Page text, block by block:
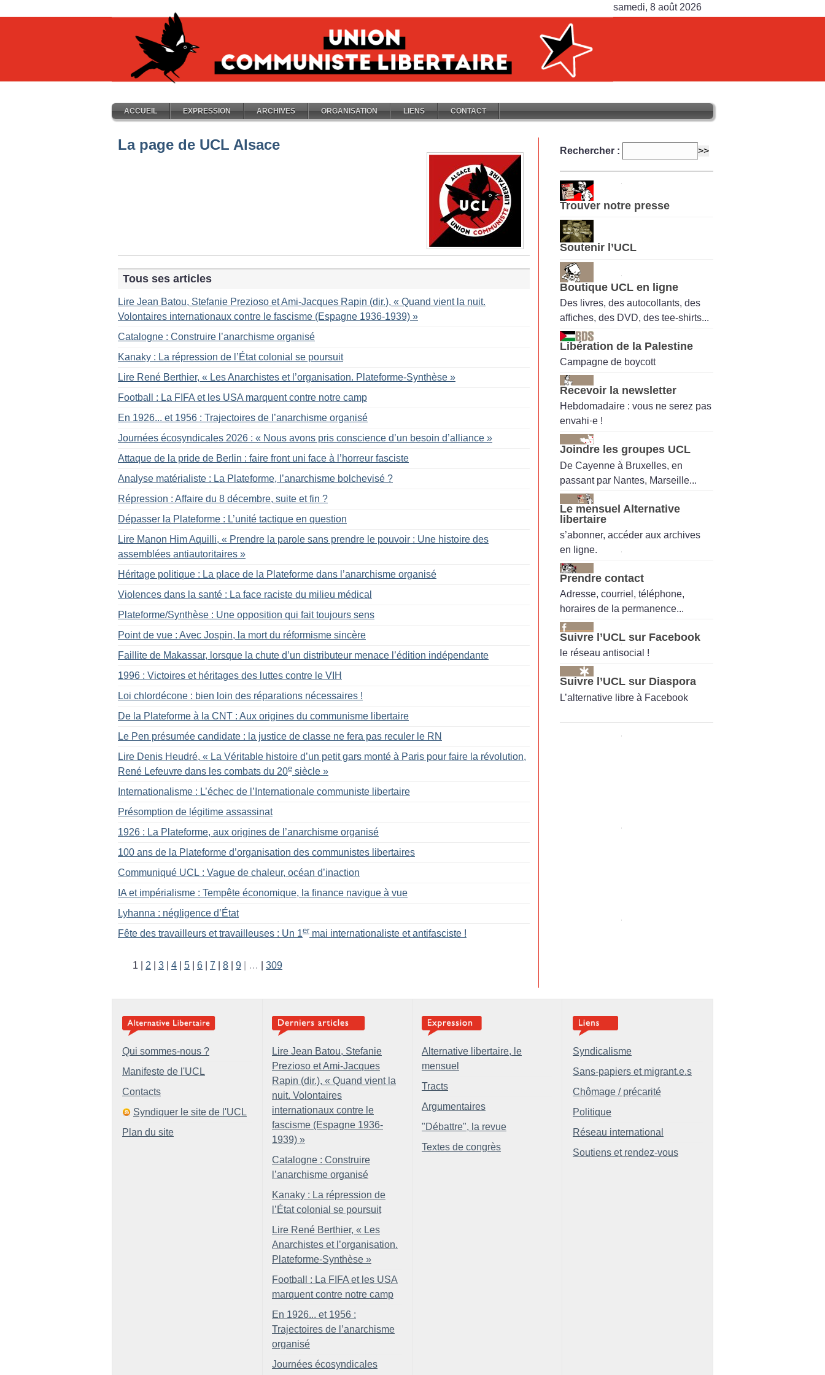
samedi, 8 août 2026
ACCUEIL EXPRESSION ARCHIVES ORGANISATION LIENS CONTACT
La page de UCL Alsace
Tous ses articles
Lire Jean Batou, Stefanie Prezioso et Ami-Jacques Rapin (dir.), « Quand vient la nuit.
Volontaires internationaux contre le fascisme (Espagne 1936-1939) »
Catalogne : Construire l’anarchisme organisé
Kanaky : La répression de l’État colonial se poursuit
Lire René Berthier, « Les Anarchistes et l’organisation. Plateforme-Synthèse »
Football : La FIFA et les USA marquent contre notre camp
En 1926... et 1956 : Trajectoires de l’anarchisme organisé
Journées écosyndicales 2026 : « Nous avons pris conscience d’un besoin d’alliance »
Attaque de la pride de Berlin : faire front uni face à l’horreur fasciste
Analyse matérialiste : La Plateforme, l’anarchisme bolchevisé ?
Répression : Affaire du 8 décembre, suite et fin ?
Dépasser la Plateforme : L’unité tactique en question
Lire Manon Him Aquilli, « Prendre la parole sans prendre le pouvoir : Une histoire des
assemblées antiautoritaires »
Héritage politique : La place de la Plateforme dans l’anarchisme organisé
Violences dans la santé : La face raciste du milieu médical
Plateforme/Synthèse : Une opposition qui fait toujours sens
Point de vue : Avec Jospin, la mort du réformisme sincère
Faillite de Makassar, lorsque la chute d’un distributeur menace l’édition indépendante
1996 : Victoires et héritages des luttes contre le VIH
Loi chlordécone : bien loin des réparations nécessaires !
De la Plateforme à la CNT : Aux origines du communisme libertaire
Le Pen présumée candidate : la justice de classe ne fera pas reculer le RN
Lire Denis Heudré, « La Véritable histoire d’un petit gars monté à Paris pour faire la révolution,
René Lefeuvre dans les combats du 20e siècle »
Internationalisme : L’échec de l’Internationale communiste libertaire
Présomption de légitime assassinat
1926 : La Plateforme, aux origines de l’anarchisme organisé
100 ans de la Plateforme d’organisation des communistes libertaires
Communiqué UCL : Vague de chaleur, océan d’inaction
IA et impérialisme : Tempête économique, la finance navigue à vue
Lyhanna : négligence d’État
Fête des travailleurs et travailleuses : Un 1er mai internationaliste et antifasciste !
1 2 3 4 5 6 7 8 9 … 309
Rechercher :
Trouver notre presse
Soutenir l’UCL
Boutique UCL en ligne
Des livres, des autocollants, des
affiches, des DVD, des tee-shirts...
Libération de la Palestine
Campagne de boycott
Recevoir la newsletter
Hebdomadaire : vous ne serez pas
envahi·e !
Joindre les groupes UCL
De Cayenne à Bruxelles, en
passant par Nantes, Marseille...
Le mensuel Alternative
libertaire
s’abonner, accéder aux archives
en ligne.
Prendre contact
Adresse, courriel, téléphone,
horaires de la permanence...
Suivre l’UCL sur Facebook
le réseau antisocial !
Suivre l’UCL sur Diaspora
L’alternative libre à Facebook
Qui sommes-nous ?
Manifeste de l'UCL
Contacts
Syndiquer le site de l'UCL
Plan du site
Lire Jean Batou, Stefanie
Prezioso et Ami-Jacques
Rapin (dir.), « Quand vient la
nuit. Volontaires
internationaux contre le
fascisme (Espagne 1936-
1939) »
Catalogne : Construire
l’anarchisme organisé
Kanaky : La répression de
l’État colonial se poursuit
Lire René Berthier, « Les
Anarchistes et l’organisation.
Plateforme-Synthèse »
Football : La FIFA et les USA
marquent contre notre camp
En 1926... et 1956 :
Trajectoires de l’anarchisme
organisé
Journées écosyndicales
Alternative libertaire, le
mensuel
Tracts
Argumentaires
"Débattre", la revue
Textes de congrès
Syndicalisme
Sans-papiers et migrant.e.s
Chômage / précarité
Politique
Réseau international
Soutiens et rendez-vous